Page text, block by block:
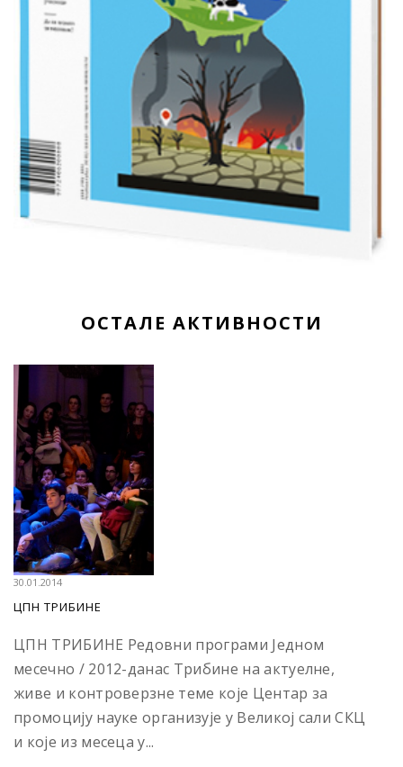
ОСТАЛЕ АКТИВНОСТИ
30.01.2014
ЦПН ТРИБИНЕ
ЦПН ТРИБИНЕ Редовни програми Једном
месечно / 2012-данас Трибине на актуелне,
живе и контроверзне теме које Центар за
промоцију науке организује у Великој сали СКЦ
и које из месеца у...